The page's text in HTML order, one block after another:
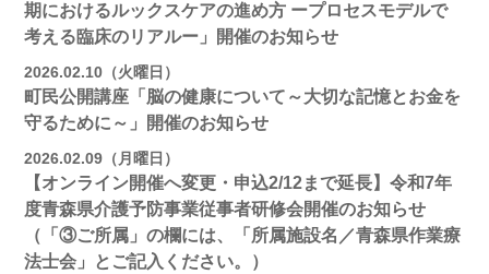
期におけるルックスケアの進め方 ープロセスモデルで
考える臨床のリアルー」開催のお知らせ
2026.02.10（火曜日）
町民公開講座「脳の健康について～大切な記憶とお金を
守るために～」開催のお知らせ
2026.02.09（月曜日）
【オンライン開催へ変更・申込2/12まで延長】令和7年
度青森県介護予防事業従事者研修会開催のお知らせ
（「③ご所属」の欄には、「所属施設名／青森県作業療
法士会」とご記入ください。）